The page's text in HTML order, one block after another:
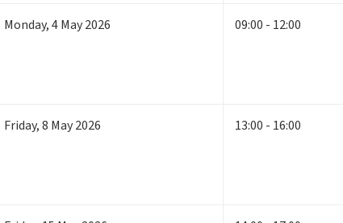
Monday,4May 2026 09:00 - 12:00
Friday,8 May 2026 13:00 - 16:00